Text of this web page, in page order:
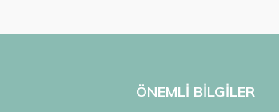
ÖNEMLİ BİLGİLER